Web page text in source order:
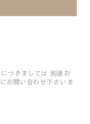
つきましては 別途お
お問い合わせ下さいま